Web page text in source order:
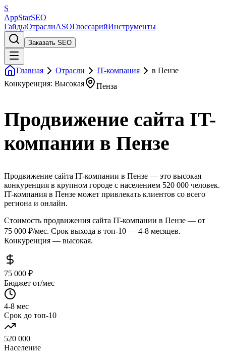
S
AppStarSEO
ГайдыОтраслиASOГлоссарийИнструменты
Заказать SEO
Главная Отрасли IT-компания
в Пензе
Конкуренция: Высокая
Пенза
Продвижение сайта IT-
компании в Пензе
Продвижение сайта IT-компании в Пензе — это высокая
конкуренция в крупном городе с населением 520 000 человек.
IT-компания в Пензе может привлекать клиентов со всего
региона и онлайн.
Стоимость продвижения сайта IT-компании в Пензе — от
75 000 ₽/мес. Срок выхода в топ-10 — 4-8 месяцев.
Конкуренция — высокая.
75 000 ₽
Бюджет от/мес
4-8 мес
Срок до топ-10
520 000
Население